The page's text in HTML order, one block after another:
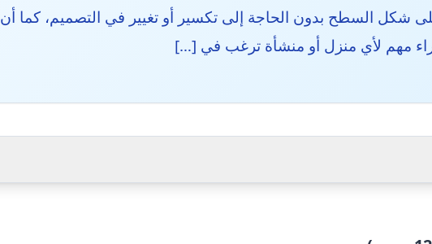
شكل السطح بدون الحاجة إلى تكسير أو تغيير في التصميم، كما أن
مهم لأي منزل أو منشأة ترغب في […]